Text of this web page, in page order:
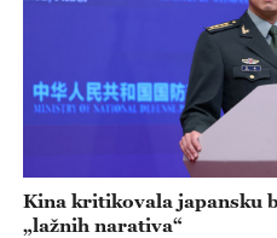
Kina kritikovala japansku
„lažnih narativa“